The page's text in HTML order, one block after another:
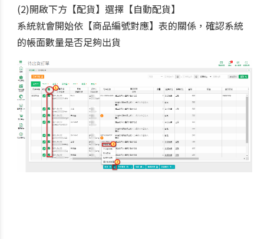
(2)開啟下方【配貨】選擇【自動配貨】
系統就會開始依【商品編號對應】表的關係，確認系統
的帳面數量是否足夠出貨